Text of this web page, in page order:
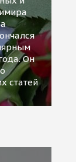
Он
статей